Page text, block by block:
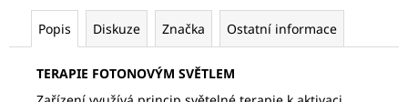
Popis Diskuze Značka Ostatní informace
TERAPIE FOTONOVÝM SVĚTLEM